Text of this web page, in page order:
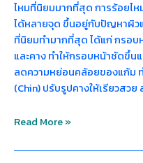
ไหมที่นิยมมากที่สุด การร้อยไ
ได้หลายจุด ขึ้นอยู่กับปัญหาผิว
ที่นิยมทำมากที่สุด ได้แก่ กรอบ
และคาง ทำให้กรอบหน้าชัดขึ้น
ลดความหย่อนคล้อยของแก้ม
(Chin) ปรับรูปคางให้เรียวส
Read More »